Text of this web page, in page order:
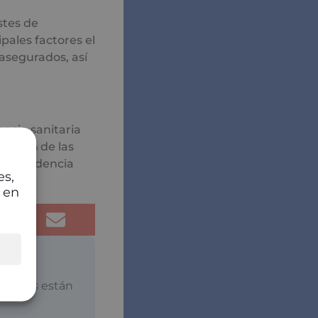
de
factores el
así
sanitaria
41% de las
tendencia
están